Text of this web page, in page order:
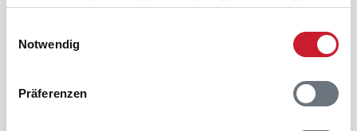
haben oder die sie im Rahmen Ihrer Nutzung der Dienste
Notwendig
Präferenzen